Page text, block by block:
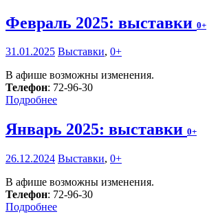
Февраль 2025: выставки 0+
31.01.2025 Выставки, 0+
В афише возможны изменения.
Телефон: 72-96-30
Подробнее
Январь 2025: выставки 0+
26.12.2024 Выставки, 0+
В афише возможны изменения.
Телефон: 72-96-30
Подробнее